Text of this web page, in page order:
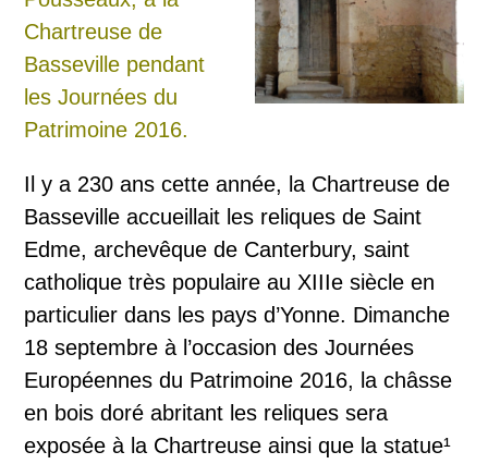
Il y a 230 ans cette année, la Chartreuse de
Basseville accueillait les reliques de Saint
Edme, archevêque de Canterbury, saint
catholique très populaire au XIIIe siècle en
particulier dans les pays d’Yonne. Dimanche
18 septembre à l’occasion des Journées
Européennes du Patrimoine 2016, la châsse
en bois doré abritant les reliques sera
exposée à la Chartreuse ainsi que la statue¹